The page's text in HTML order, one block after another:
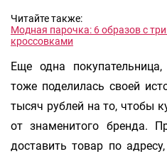
Читайте также:
Модная парочка: 6 образов с
кроссовками
Еще одна
тоже поделилась своей
тысяч рублей на то, чтобы
от знаменитого бренда.
доставить товар по